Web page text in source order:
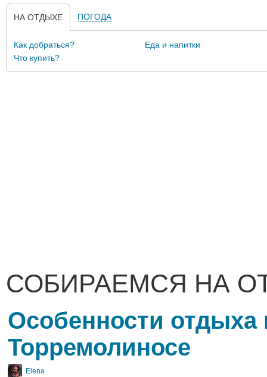
НА ОТДЫХЕ ПОГОДА
Как добраться? Еда и напитки
Что купить?
СОБИРАЕМСЯ НА
Особенности отдыха
Торремолиносе
Elena